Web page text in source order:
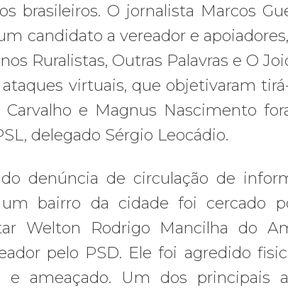
brasileiros. O jornalista Marcos
candidato a vereador e
Ruralistas, Outras Palavras e O
virtuais, que objetivaram
e Magnus Nascimento
delegado Sérgio Leocádio.
denúncia de circulação de
bairro da cidade foi cercado
Welton Rodrigo Mancilha do
pelo PSD. Ele foi agredido
e ameaçado. Um dos principais